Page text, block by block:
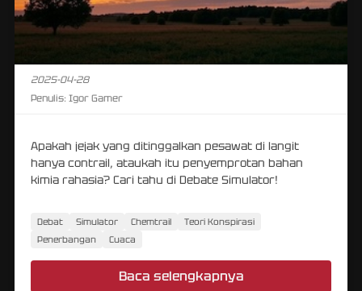
2025-04-28
Penulis: Igor Gamer
Apakah jejak yang ditinggalkan pesawat di langit
hanya contrail, ataukah itu penyemprotan bahan
kimia rahasia? Cari tahu di Debate Simulator!
Debat Simulator Chemtrail
Teori Konspirasi
Penerbangan
Cuaca
Baca selengkapnya